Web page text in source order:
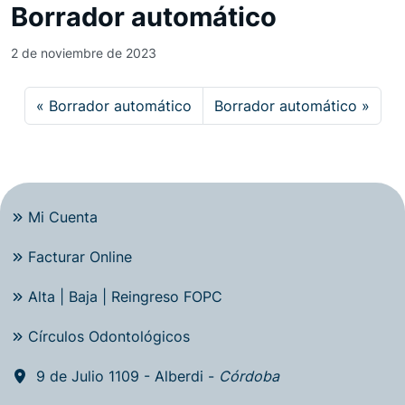
Borrador automático
2 de noviembre de 2023
Borrador automático Borrador automático
Mi Cuenta
Facturar Online
Alta | Baja | Reingreso FOPC
Círculos Odontológicos
9 de Julio 1109 - Alberdi - Córdoba